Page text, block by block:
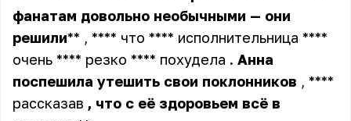
фанатам довольно необычными — они
решили** , **** что **** исполнительница ****
очень **** резко **** похудела . Анна
поспешила утешить свои поклонников , ****
рассказав , что с её здоровьем всё в